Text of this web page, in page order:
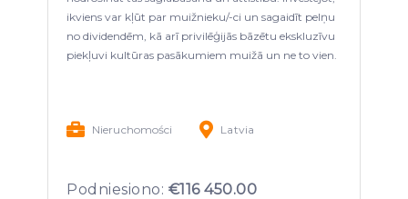
ikviens var kļūt par muižnieku/-ci un sagaidīt pelņu
no dividendēm, kā arī privilēģijās bāzētu ekskluzīvu
piekļuvi kultūras pasākumiem muižā un ne to vien.
Nieruchomości Latvia
Podniesiono: €116 450.00